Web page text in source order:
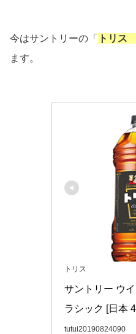
今はサントリーの「 トリス
ます。
トリス
サントリー ウ
ラシック [日本
tutui20190824090